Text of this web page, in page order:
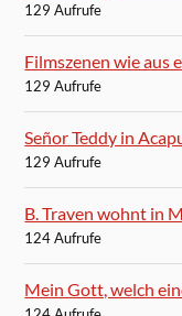
129 Aufrufe
Filmszenen wie aus
129 Aufrufe
Señor Teddy in
129 Aufrufe
B. Traven wohnt in
124 Aufrufe
Mein Gott, welch